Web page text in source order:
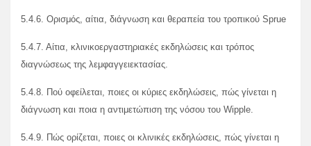
5.4.6. Ορισμός, αίτια, διάγνωση και θεραπεία του τροπικού Sprue
5.4.7. Αίτια, κλινικοεργαστηριακές εκδηλώσεις και τρόπος
διαγνώσεως της λεμφαγγειεκτασίας.
5.4.8. Πού οφείλεται, ποιες οι κύριες εκδηλώσεις, πώς γίνεται η
διάγνωση και ποια η αντιμετώπιση της νόσου του Wipple.
5.4.9. Πώς ορίζεται, ποιες οι κλινικές εκδηλώσεις, πώς γίνεται η